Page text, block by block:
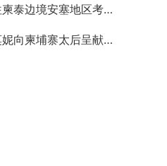
外国驻柬埔寨武官前往柬泰边境安塞地区考察 柬方介绍“危险握手”事件及边境情况
柬埔寨首相夫人碧占莫妮向柬埔寨太后呈献世界女童军“卓越领袖奖”